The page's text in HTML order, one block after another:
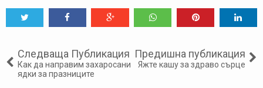
Следваща Публикация
Как да направим захаросани
ядки за празниците
Предишна публикация
Яжте кашу за здраво сърце